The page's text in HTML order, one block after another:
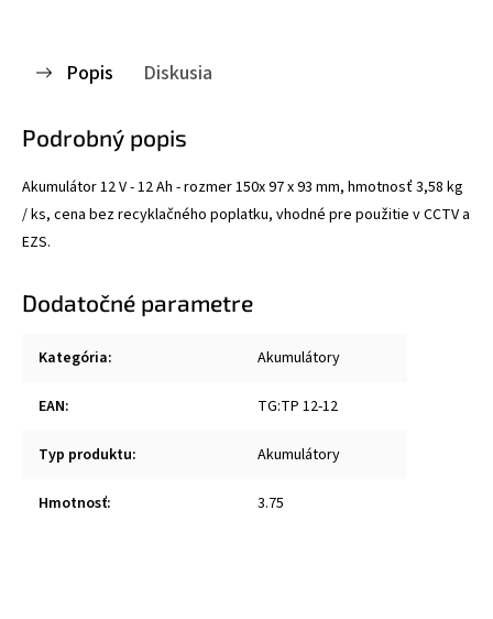
Popis Diskusia
Podrobný popis
Akumulátor 12 V - 12 Ah - rozmer 150x 97 x 93 mm, hmotnosť 3,58 kg
/ ks, cena bez recyklačného poplatku, vhodné pre použitie v CCTV a
EZS.
Dodatočné parametre
Kategória: Akumulátory
EAN: TG:TP 12-12
Typ produktu: Akumulátory
Hmotnosť: 3.75